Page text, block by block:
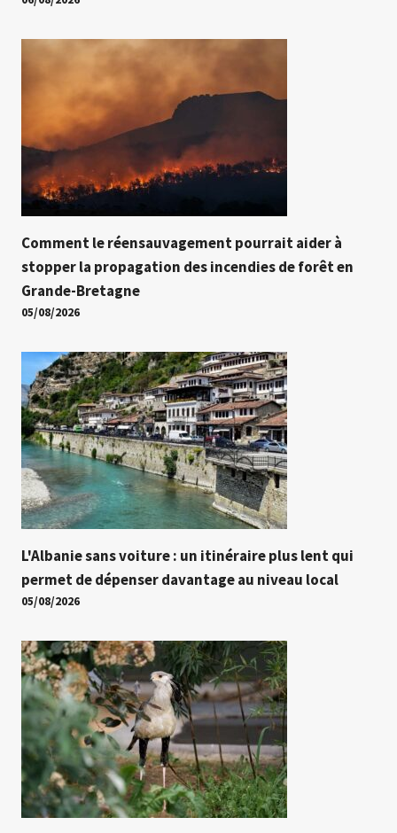
Comment le réensauvagement pourrait aider à
stopper la propagation des incendies de forêt en
Grande-Bretagne
05/08/2026
L'Albanie sans voiture : un itinéraire plus lent qui
permet de dépenser davantage au niveau local
05/08/2026